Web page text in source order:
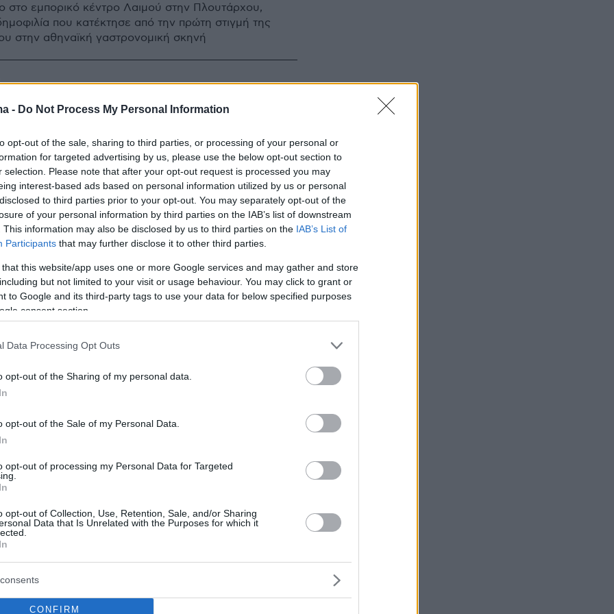
- Do Not Process My Personal Information
opt-out of the sale, sharing to third parties, or processing of your personal or
for targeted advertising by us, please use the below opt-out section to
selection. Please note that after your opt-out request is processed you may
interest-based ads based on personal information utilized by us or personal
to third parties prior to your opt-out. You may separately opt-out of the
of your personal information by third parties on the IAB’s list of downstream
This information may also be disclosed by us to third parties on the IAB’s List of
Participants that may further disclose it to other third parties.
that this website/app uses one or more Google services and may gather and store
but not limited to your visit or usage behaviour. You may click to grant or
to Google and its third-party tags to use your data for below specified purposes
consent section.
Data Processing Opt Outs
opt-out of the Sharing of my personal data.
opt-out of the Sale of my Personal Data.
opt-out of processing my Personal Data for Targeted
opt-out of Collection, Use, Retention, Sale, and/or Sharing
Data that Is Unrelated with the Purposes for which it
CONFIRM
στο εμπορικό κέντρο Λαιμού στην Πλουτάρχου,
που κατέκτησε από την πρώτη στιγμή της
στην αθηναϊκή γαστρονομική σκηνή
Καθαρόαιμη ιταλική κουζίνα
νέο εστιατόριο των Χάρη Σπύρου και Ανδρέα
άνοιξε πρόσφατα τις πόρτες του στο Κολωνάκι.
αξίζει να δοκιμάσετε:
στο νέο ιταλικό
Gorlomi
από μοσχάρι μπαίνουν στη βάση του πιάτου. Από
με μια αφράτη μαγιονέζα από τόνο και
με καταγωγή από το Πιεμόντε.